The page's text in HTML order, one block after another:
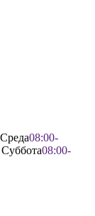
Среда08:00-
Суббота08:00-